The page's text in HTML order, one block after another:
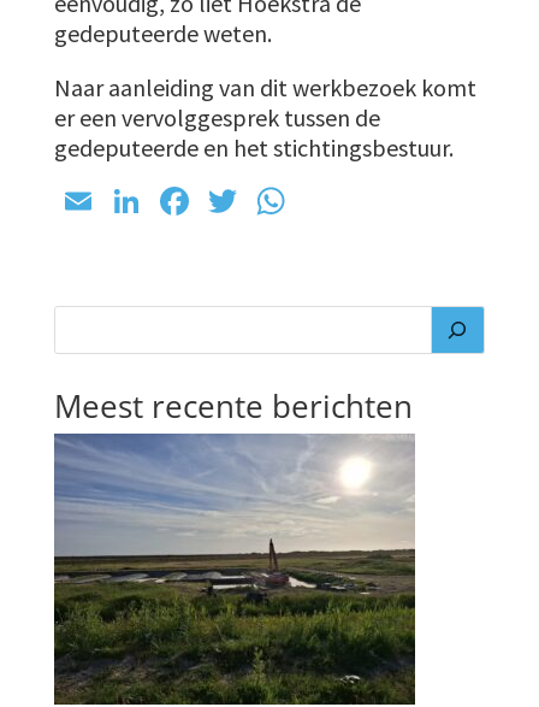
gedeputeerde weten.
Naar aanleiding van dit werkbezoek komt
er een vervolggesprek tussen de
gedeputeerde en het stichtingsbestuur.
E
l
Li
dI
n
Fa
o
o
k
T
er sA
p
p
Meest recente berichten